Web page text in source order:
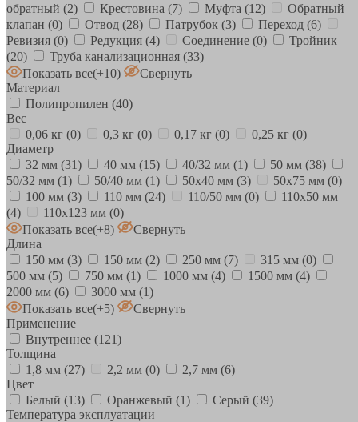
обратный (2) Крестовина (7) Муфта (12)
Обратный
клапан (0) Отвод (28) Патрубок (3) Переход (6)
Ревизия (0) Редукция (4) Соединение (0)
Тройник
(20)
Труба канализационная (33)
Показать все(+10)
Свернуть
Материал
Полипропилен (40)
Вес
0,06 кг (0) 0,3 кг (0) 0,17 кг (0) 0,25 кг (0)
Диаметр
32 мм (31) 40 мм (15) 40/32 мм (1) 50 мм (38)
50/32 мм (1) 50/40 мм (1) 50х40 мм (3) 50х75 мм (0)
100 мм (3) 110 мм (24) 110/50 мм (0)
110х50 мм
(4)
110х123 мм (0)
Показать все(+8)
Свернуть
Длина
150 мм (3) 150 мм (2) 250 мм (7) 315 мм (0)
500 мм (5) 750 мм (1) 1000 мм (4) 1500 мм (4)
2000 мм (6) 3000 мм (1)
Показать все(+5)
Свернуть
Применение
Внутреннее (121)
Толщина
1,8 мм (27) 2,2 мм (0) 2,7 мм (6)
Цвет
Белый (13) Оранжевый (1) Серый (39)
Температура эксплуатации